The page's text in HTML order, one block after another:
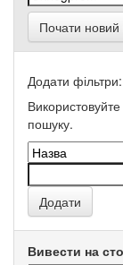
Почати
Додати фільтри:
пошуку.
Вивести на